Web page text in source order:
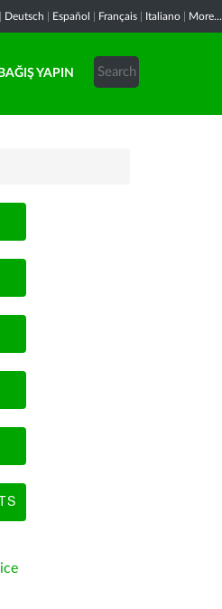
Deutsch Español Français Italiano More...
BAĞIŞ YAPIN